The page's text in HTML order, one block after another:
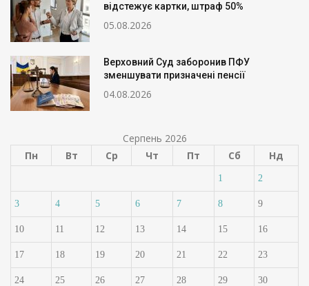
відстежує картки, штраф 50%
05.08.2026
Верховний Суд заборонив ПФУ
зменшувати призначені пенсії
04.08.2026
Серпень 2026
Пн
Вт Ср Чт Пт Сб Нд
1 2
3 4 5 6 7 8 9
10 11 12 13 14 15 16
17 18 19 20 21 22 23
24 25 26 27 28 29 30